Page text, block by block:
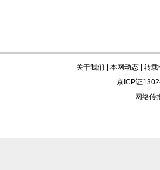
关于我们 本网动态
转载
京ICP证
网络传